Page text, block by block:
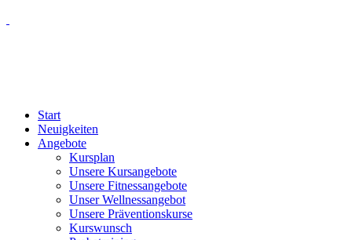
Start
Neuigkeiten
Angebote
Kursplan
Unsere Kursangebote
Unsere Fitnessangebote
Unser Wellnessangebot
Unsere Präventionskurse
Kurswunsch